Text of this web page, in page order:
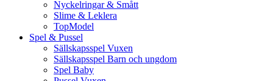
Nyckelringar & Smått
Slime & Leklera
TopModel
Spel & Pussel
Sällskapsspel Vuxen
Sällskapsspel Barn och ungdom
Spel Baby